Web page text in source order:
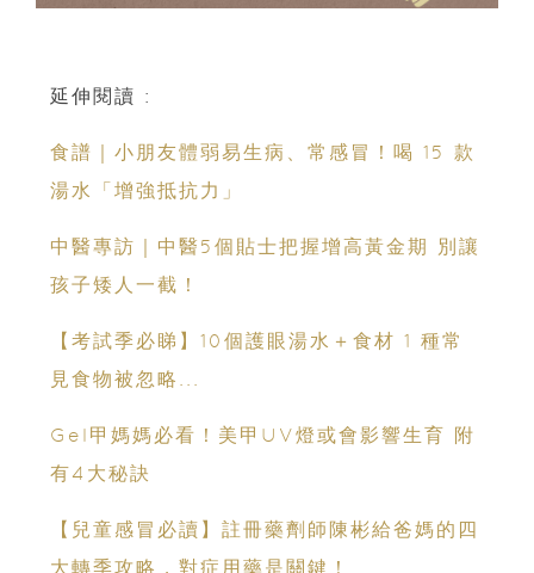
延伸閱讀 :
食譜｜小朋友體弱易生病、常感冒！喝 15 款
湯水「增強抵抗力」
中醫專訪｜中醫5個貼士把握增高黃金期 別讓
孩子矮人一截！
【考試季必睇】10個護眼湯水＋食材 1 種常
見食物被忽略...
Gel甲媽媽必看！美甲UV燈或會影響生育 附
有4大秘訣
【兒童感冒必讀】註冊藥劑師陳彬給爸媽的四
大轉季攻略，對症用藥是關鍵！